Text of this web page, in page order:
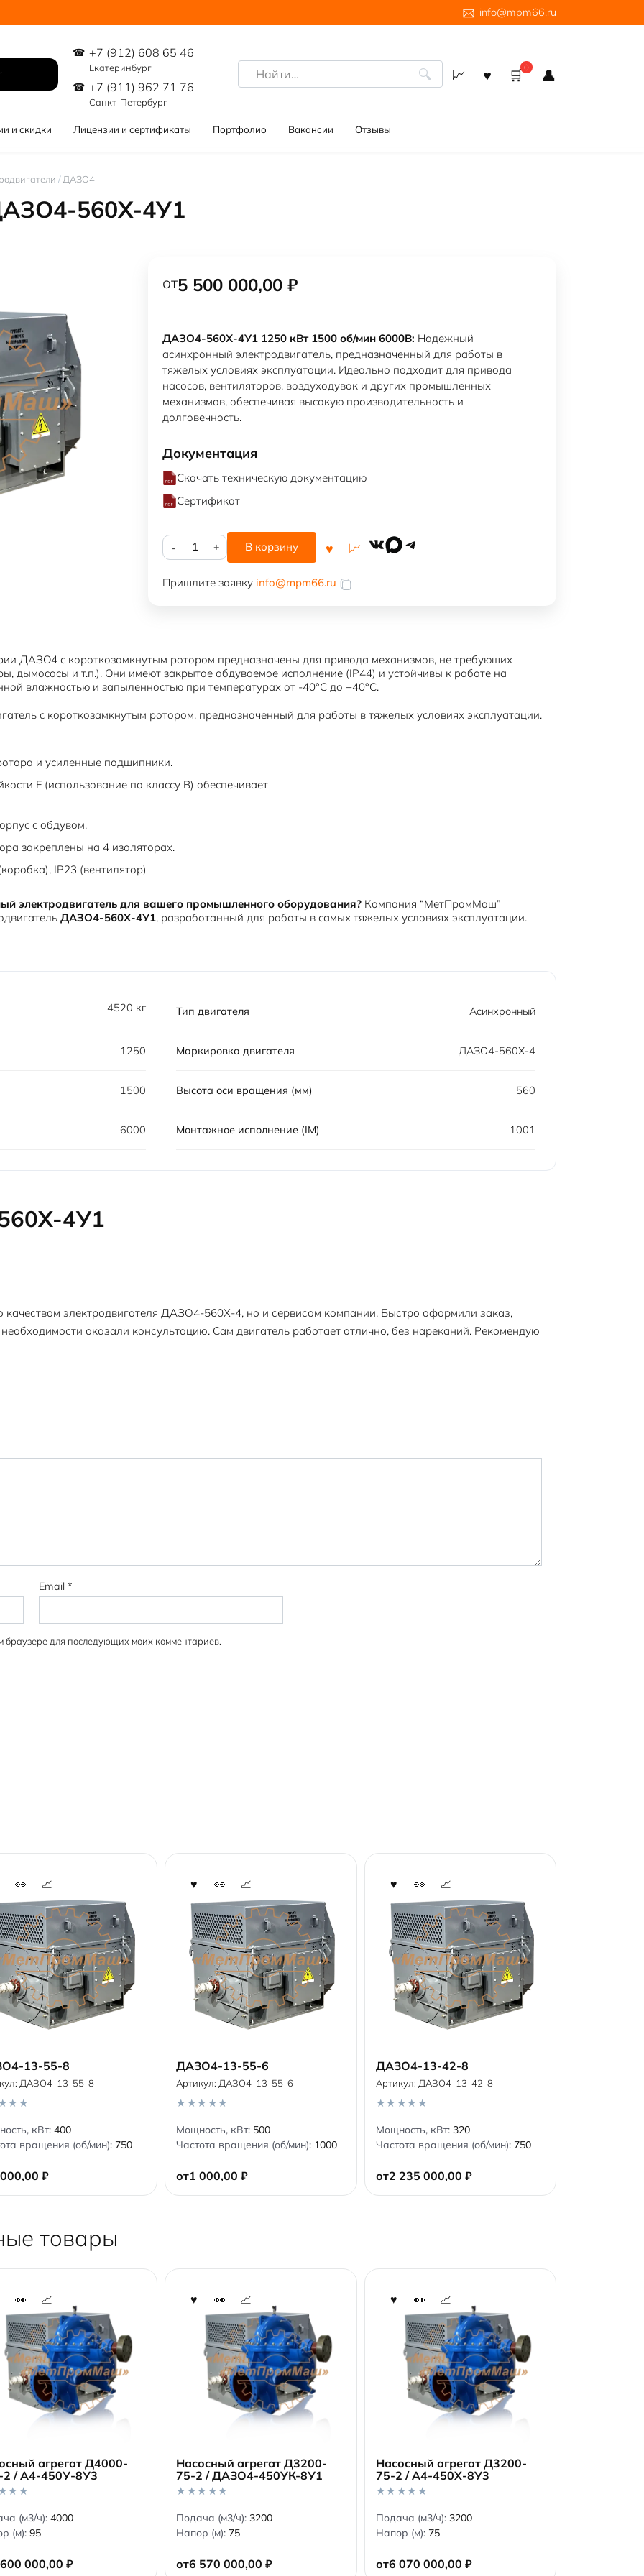
info@mpm66.ru
+7 (912) 608 65 46
Екатеринбург
+7 (911) 962 71 76
Санкт-Петербург
Search
for:
0
и скидки Лицензии и сертификаты Портфолио Вакансии Отзывы
/ДАЗО4
560Х-4У1
от5 500 000,00 ₽
ДАЗО4-560Х-4У1 1250 кВт 1500 об/мин 6000В: Надежный
асинхронный электродвигатель, предназначенный для работы в
тяжелых условиях эксплуатации. Идеально подходит для привода
насосов, вентиляторов, воздуходувок и других промышленных
механизмов, обеспечивая высокую производительность и
долговечность.
Документация
Скачать техническую документацию
Сертификат
Количество
товара
560Х-4У1
В корзину VKMAXTelegram
Пришлите заявку info@mpm66.ru
ДАЗО4 с короткозамкнутым ротором предназначены для привода механизмов, не требующих
дымососы и т.п.). Они имеют закрытое обдуваемое исполнение (IP44) и устойчивы к работе на
влажностью и запыленностью при температурах от -40°С до +40°С.
с короткозамкнутым ротором, предназначенный для работы в тяжелых условиях эксплуатации.
и усиленные подшипники.
F (использование по классу B) обеспечивает
с обдувом.
закреплены на 4 изоляторах.
IP23 (вентилятор)
электродвигатель для вашего промышленного оборудования? Компания “МетПромМаш”
ДАЗО4-560Х-4У1, разработанный для работы в самых тяжелых условиях эксплуатации.
4520 кг Тип двигателя Асинхронный
1250 Маркировка двигателя ДАЗО4-560Х-4
1500 Высота оси вращения (мм) 560
6000 Монтажное исполнение (IM) 1001
4У1
качеством электродвигателя ДАЗО4-560Х-4, но и сервисом компании. Быстро оформили заказ,
оказали консультацию. Сам двигатель работает отлично, без нареканий. Рекомендую
Email*
браузере для последующих моих комментариев.
13-55-8
₽
ДАЗО4-13-55-8
кВт: 400
вращения (об/мин): 750
ДАЗО4-13-55-6
от1 000,00 ₽
Артикул: ДАЗО4-13-55-6
0
o
u
f
Мощность, кВт: 500
Частота вращения (об/мин): 1000
ДАЗО4-13-42-8
от2 235 000,00 ₽
Артикул: ДАЗО4-13-42-8
0
o
u
f
Мощность, кВт: 320
Частота вращения (об/мин): 750
товары
агрегат Д4000-
2 / А4-450У-8У3
000,00 ₽
(м3/ч): 4000
(м): 95
Насосный агрегат Д3200-
75-2 / ДАЗО4-450УК-8У1
от6 570 000,00 ₽
0
o
u
f
Подача (м3/ч): 3200
Напор (м): 75
Насосный агрегат Д3200-
75-2 / А4-450Х-8У3
от6 070 000,00 ₽
0
o
u
f
Подача (м3/ч): 3200
Напор (м): 75